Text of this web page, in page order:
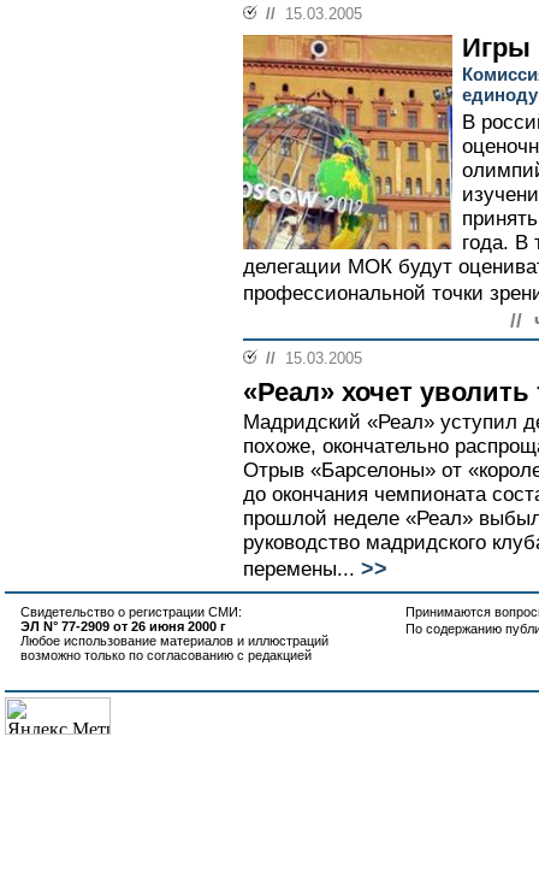
// 15.03.2005
Игры
В
года. В
делегации МОК будут
профессиональной точки
//
// 15.03.2005
«Реал» хочет уволить
Мадридский «Реал» уступил
похоже, окончательно
Отрыв «Барселоны» от
до окончания чемпионата
прошлой неделе «Реал»
руководство мадридского
перемены... >>
Свидетельство о регистрации СМИ:
ЭЛ N° 77-2909 от 26 июня 2000 г
Любое использование материалов и иллюстраций
возможно только по согласованию с редакцией
Принимаются
По содержанию